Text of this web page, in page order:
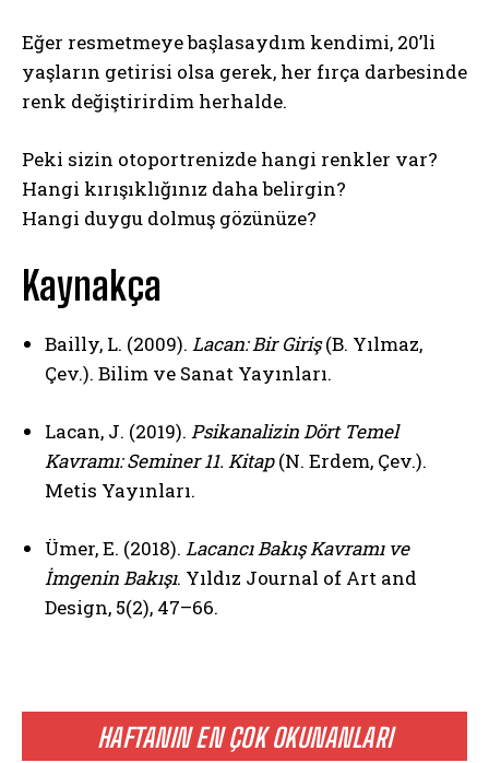
Gizlilik politikasınıokudum, onaylıyorum.
HAFTANIN EN ÇOK OKUNANLARI
Eğer resmetmeye başlasaydım kendimi, 20’li
yaşların getirisi olsa gerek, her fırça darbesinde
renk değiştirirdim herhalde.
Peki sizin otoportrenizde hangi renkler var?
Hangi kırışıklığınız daha belirgin?
Hangi duygu dolmuş gözünüze?
Kaynakça
Bailly, L. (2009). Lacan: Bir Giriş(B. Yılmaz,
Çev.). Bilim ve Sanat Yayınları.
Lacan, J. (2019). Psikanalizin Dört Temel
Kavramı: Seminer 11. Kitap(N. Erdem, Çev.).
Metis Yayınları.
Ümer, E. (2018). Lacancı Bakış Kavramı ve
İmgenin Bakışı. Yıldız Journal of Art and
Design, 5(2), 47–66.